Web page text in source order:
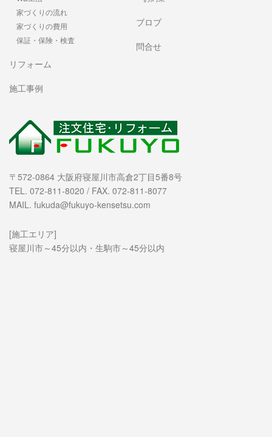
家づくりの流れ
家づくりの費用
保証・保険・検査
リフォーム
施工事例
ブロブ
問合せ
〒572-0864 大阪府寝屋川市高倉2丁目5番8号
TEL. 072-811-8020 / FAX. 072-811-8077
MAIL. fukuda@fukuyo-kensetsu.com
[施工エリア]
寝屋川市～45分以内・生駒市～45分以内